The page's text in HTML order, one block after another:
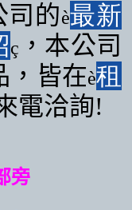
的è最新
ç ，本公司
，皆在è租
電洽詢!
旁